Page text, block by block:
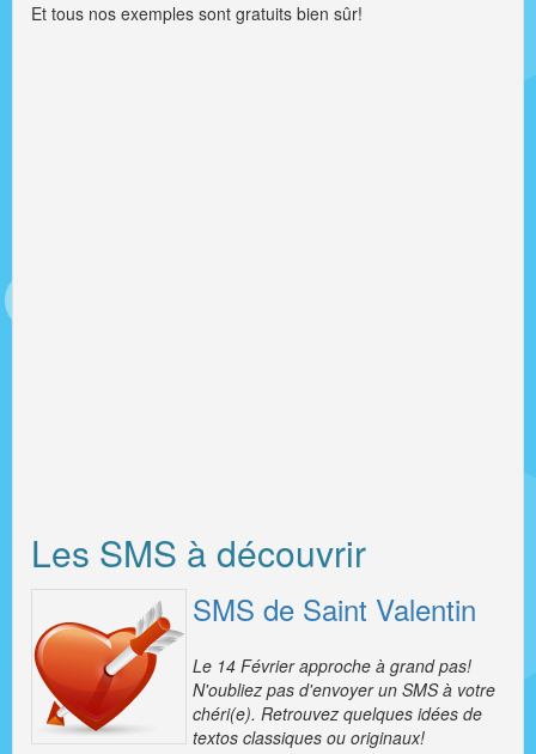
Et tous nos exemples sont gratuits bien sûr!
Les SMS à découvrir
SMS de Saint Valentin
Le 14 Février approche à grand pas!
N'oubliez pas d'envoyer un SMS à votre
chéri(e). Retrouvez quelques idées de
textos classiques ou originaux!